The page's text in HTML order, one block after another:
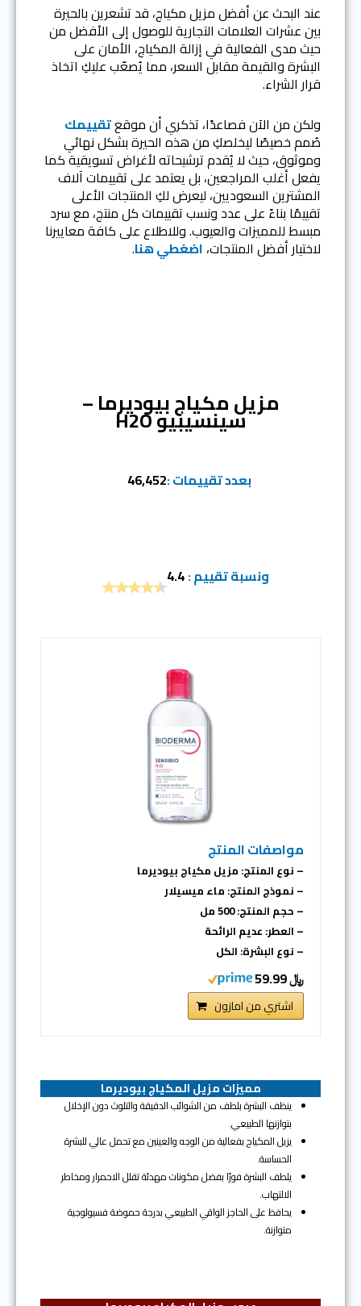
عند البحث عن أفضل مزيل مكياج، قد تشعرين بالحيرة
بين عشرات العلامات التجارية للوصول إلى الأفضل من
حيث مدى الفعالية في إزالة المكياج، الأمان على
البشرة والقيمة مقابل السعر، مما يُصعّب عليكِ اتخاذ
قرار الشراء.
ولكن من الآن فصاعدًا، تذكري أن موقعتقييمك
صُمم خصيصًا ليخلصكِ من هذه الحيرة بشكل نهائي
وموثوق، حيث لا يُقدم ترشيحاته لأغراض تسويقية كما
يفعل أغلب المراجعين، بل يعتمد على تقييمات آلاف
المشترين السعوديين، ليعرض لكِ المنتجات الأعلى
تقييمًا بناءً على عدد ونسب تقييمات كل منتج، مع سرد
مبسط للمميزات والعيوب. وللاطلاع على كافة معاييرنا
لاختيار أفضل المنتجات، اضغطي هنا.
مزيل مكياج بيوديرما –
سينسيبيو H2O
بعدد تقييمات :46,452
ونسبة تقييم :4.4
مواصفات المنتج
– نوع المنتج: مزيل مكياج بيوديرما
– نموذج المنتج: ماء ميسيلار
– حجم المنتج: 500 مل
– العطر: عديم الرائحة
– نوع البشرة: الكل
﷼ 59.99
اشتري من امازون
مميزات مزيل المكياج بيوديرما
ينظف البشرة بلطف من الشوائب الدقيقة والتلوث دون الإخلال
بتوازنها الطبيعي.
يزيل المكياج بفعالية من الوجه والعينين مع تحمل عالي للبشرة
الحساسة.
يلطف البشرة فورًا بفضل مكونات مهدئة تقلل الاحمرار ومخاطر
الالتهاب.
يحافظ على الحاجز الواقي الطبيعي بدرجة حموضة فسيولوجية
متوازنة.